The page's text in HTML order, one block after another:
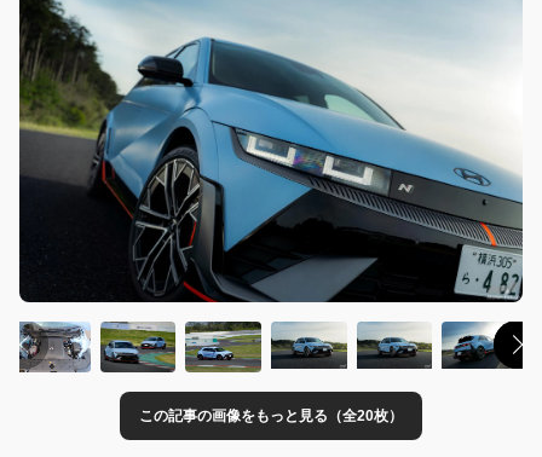
この記事の画像をもっと見る（全20枚）